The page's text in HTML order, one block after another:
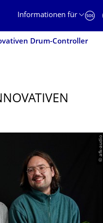
Informationen für
Drum-Controller
© afk-audio